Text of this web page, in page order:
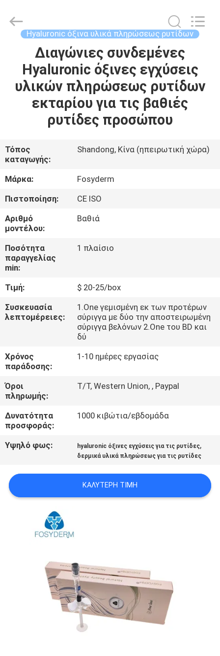
ΠΡΟΪΌΝΤΑ
ΣΧΕΤΙΚΆ
ΕΜΆΣ
ΕΠΙΣΚΈΨΕΙΣ
ΣΤΟ
ΕΡΓΟΣΤΆΣΙΟ
ΈΛΕΓΧΟΣ
ΠΟΙΌΤΗΤΑΣ
ΕΠΙΚΟΙΝΩΝΉΣΤΕ
ΜΑΖΊ
ΕΙΔΉΣΕΙΣ
ΥΠΟΘΈΣΕΙΣ
ΖΗΤΉΣΤΕ
ΜΙΑ
ΠΡΟΣΦΟΡΆ
SHOPPING
ONLINE
SITEMAP
PRIVACY
POLICY
International
Trading
Hyaluronic όξινα υλικά πληρώσεως ρυτίδων
Διαγώνιες συνδεμένες
Hyaluronic όξινες εγχύσεις
υλικών πληρώσεως ρυτίδων
εκταρίου για τις βαθιές
ρυτίδες προσώπου
Τόπος
καταγωγής:
Shandong, Κίνα (ηπειρωτική χώρα)
Μάρκα:
Fosyderm
Πιστοποίηση:
CE ISO
Αριθμό
μοντέλου:
Βαθιά
Ποσότητα
παραγγελίας
min:
1 πλαίσιο
Τιμή:
$ 20-25/box
Συσκευασία
λεπτομέρειες:
1.One γεμισμένη εκ των προτέρων
σύριγγα με δύο την αποστειρωμένη
σύριγγα βελόνων 2.One του BD και
δύ
Χρόνος
παράδοσης:
1-10 ημέρες εργασίας
Όροι
πληρωμής:
T/T, Western Union, , Paypal
Δυνατότητα
προσφοράς:
1000 κιβώτια/εβδομάδα
Υψηλό φως: hyaluronic όξινες εγχύσεις για τις ρυτίδες,
δερμικά υλικά πληρώσεως για τις ρυτίδες
ΚΑΛΎΤΕΡΗ ΤΙΜΉ